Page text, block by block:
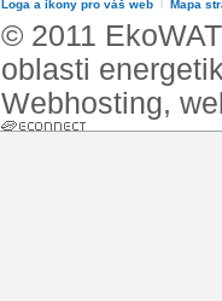
Loga a ikony pro váš web Mapa
© 2011
oblasti
Webhosting,